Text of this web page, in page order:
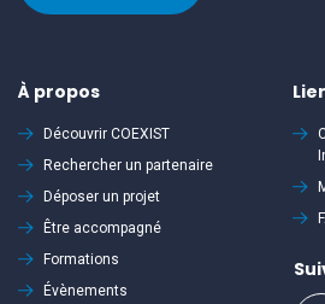
À propos
Découvrir COEXIST
Rechercher un partenaire
Déposer un projet
Être accompagné
Formations
Évènements